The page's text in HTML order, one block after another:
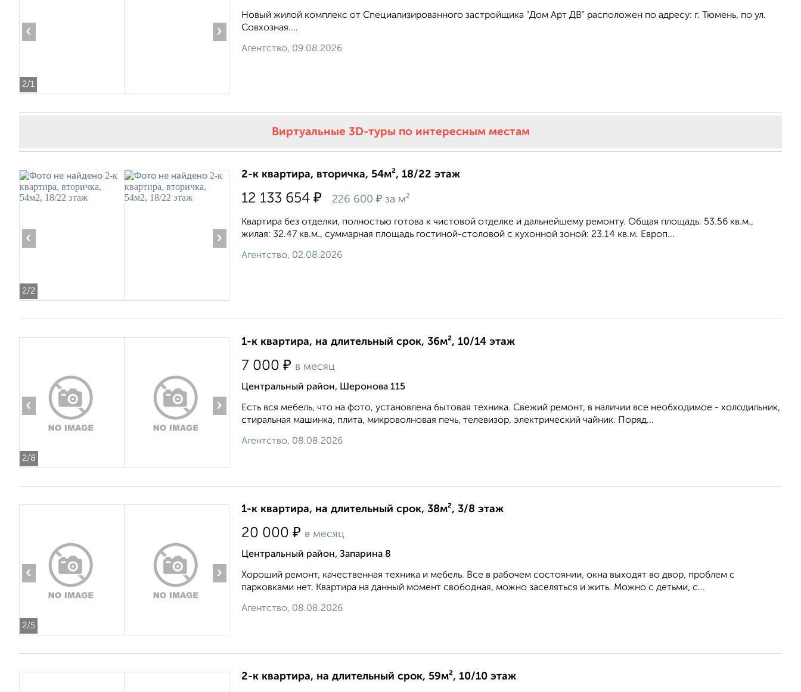
2/1
‹ ›
Новый жилой комплекс от Специализированного застройщика "Дом Арт ДВ" расположен по адресу: г. Тюмень, по ул.
Совхозная....
Агентство, 09.08.2026
Виртуальные 3D-туры по интересным местам
2/2
‹ ›
2-к квартира, вторичка, 54м², 18/22 этаж
12 133 654 ₽ 226 600 ₽ за м²
Квартира без отделки, полностью готова к чистовой отделке и дальнейшему ремонту. Общая площадь: 53.56 кв.м.,
жилая: 32.47 кв.м., суммарная площадь гостиной-столовой с кухонной зоной: 23.14 кв.м. Европ...
Агентство, 02.08.2026
2/8
‹ ›
1-к квартира, на длительный срок, 36м², 10/14 этаж
7 000 ₽ в месяц
Центральный район, Шеронова 115
Есть вся мебель, что на фото, установлена бытовая техника. Свежий ремонт, в наличии все необходимое - холодильник,
стиральная машинка, плита, микроволновая печь, телевизор, электрический чайник. Поряд...
Агентство, 08.08.2026
2/5
‹ ›
1-к квартира, на длительный срок, 38м², 3/8 этаж
20 000 ₽ в месяц
Центральный район, Запарина 8
Хороший ремонт, качественная техника и мебель. Все в рабочем состоянии, окна выходят во двор, проблем с
парковками нет. Квартира на данный момент свободная, можно заселяться и жить. Можно с детьми, с...
Агентство, 08.08.2026
2-к квартира, на длительный срок, 59м², 10/10 этаж